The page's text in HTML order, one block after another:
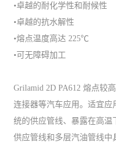
•卓越的耐化学性和耐候性
•卓越的抗水解性
•熔点温度高达 225℃
•可无障碍加工
Grilamid 2D PA612 熔点较
连接器等汽车应用。适宜
统的供应管线、暴露在高
供应管线和多层汽油管线中